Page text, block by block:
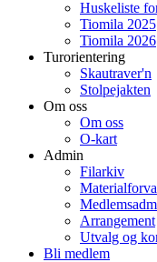
Huskeliste
Tiomila 2025
Tiomila 2026
Turorientering
Skautraver'n
Stolpejakten
Om oss
Om oss
O-kart
Admin
Filarkiv
Arrangement
Utvalg og
Bli medlem